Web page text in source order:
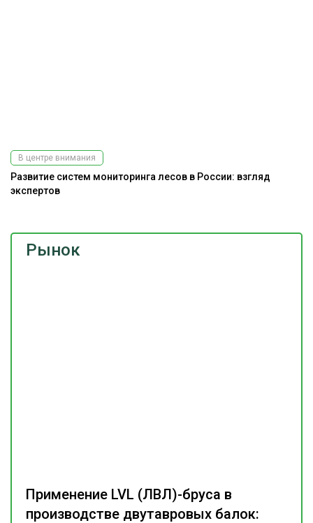
Рынок
Применение LVL (ЛВЛ)-бруса в
производстве двутавровых балок:
В центре внимания
Развитие систем мониторинга лесов в России: взгляд
экспертов